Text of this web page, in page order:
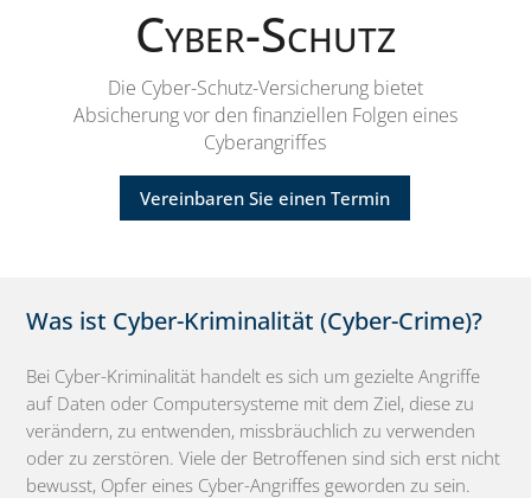
Cyber-Schutz
Die Cyber-Schutz-Versicherung bietet
Absicherung vor den finanziellen Folgen eines
Cyberangriffes
Vereinbaren Sie einen Termin
Was ist Cyber-Kriminalität (Cyber-Crime)?
Bei Cyber-Kriminalität handelt es sich um gezielte Angriffe
auf Daten oder Computersysteme mit dem Ziel, diese zu
verändern, zu entwenden, missbräuchlich zu verwenden
oder zu zerstören. Viele der Betroffenen sind sich erst nicht
bewusst, Opfer eines Cyber-Angriffes geworden zu sein.